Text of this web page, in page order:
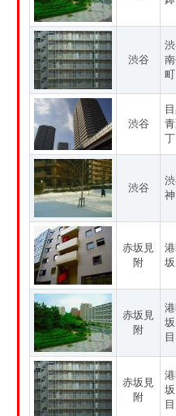
渋谷
渋谷
渋谷
赤坂見
附
赤坂見
附
目
赤坂見
附
目